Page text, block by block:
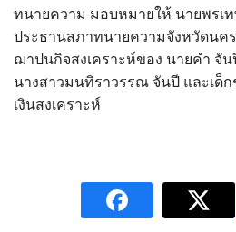
ทนายความ มอบหมายให้ นายพรเ
ประธานสภาทนายความจังหวัดนค
ฌาปนกิจสงเคราะห์ของ นายคำ จั
นางสาวมนทิราวรรณ จันปี และเด็
เงินสงเคราะห์